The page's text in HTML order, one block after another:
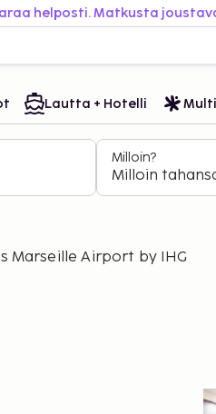
helposti. Matkusta
Lautta + Hotelli
Milloin?
Milloin
Marseille Airport by IHG